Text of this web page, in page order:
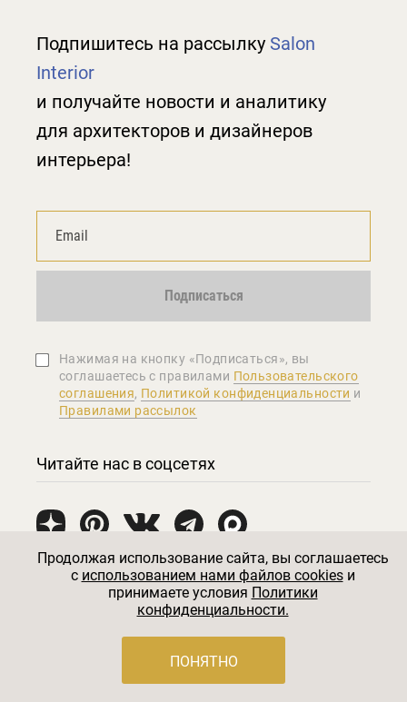
Подпишитесь на рассылку Salon
Interior
и получайте новости и аналитику
для архитекторов и дизайнеров
интерьера!
Подписаться
Нажимая на кнопку «Подписаться», вы
соглашаетеcь с правилами Пользовательского
соглашения, Политикой конфиденциальности и
Правилами рассылок
Читайте нас в соцсетях
Продолжая использование сайта, вы соглашаетесь
c использованием нами файлов cookiesи
принимаете условия Политики
конфиденциальности.
ПОНЯТНО